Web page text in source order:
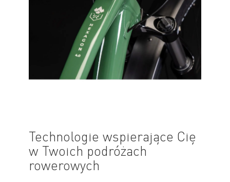
Technologie wspierające Cię
w Twoich podróżach
rowerowych